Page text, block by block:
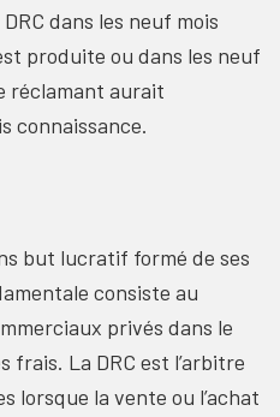
dans les neuf mois
produite ou dans les neuf
réclamant aurait
connaissance.
but lucratif formé de ses
consiste au
privés dans le
La DRC est l’arbitre
lorsque la vente ou l’achat